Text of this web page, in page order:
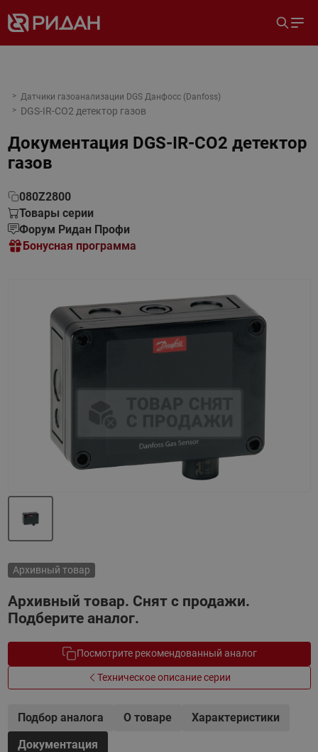
Датчики газоанализации DGS Данфосс (Danfoss)
DGS-IR-CO2 детектор газов
Документация DGS-IR-CO2 детектор
газов
080Z2800
Товары серии
Форум Ридан Профи
Бонусная программа
Архивный товар
Архивный товар. Снят с продажи.
Подберите аналог.
Посмотрите рекомендованный аналог
Техническое описание серии
Назад
Подбор аналога О товаре
Характеристики
Документация